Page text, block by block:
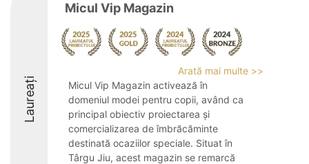
Laureați
Micul Vip Magazin
Arată mai multe >>
Micul Vip Magazin activează în
domeniul modei pentru copii, având ca
principal obiectiv proiectarea și
comercializarea de îmbrăcăminte
destinată ocaziilor speciale. Situat în
Târgu Jiu, acest magazin se remarcă